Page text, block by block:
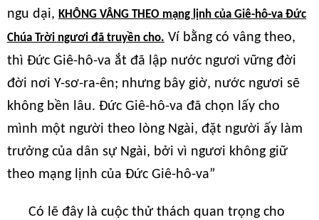
ngu dại, KHÔNG VÂNG THEO mạng lịnh của Giê-hô-va Đức
Chúa Trời ngươi đã truyền cho. Ví bằng có vâng theo,
thì Đức Giê-hô-va ắt đã lập nước ngươi vững đời
đời nơi Y-sơ-ra-ên; nhưng bây giờ, nước ngươi sẽ
không bền lâu. Đức Giê-hô-va đã chọn lấy cho
mình một người theo lòng Ngài, đặt người ấy làm
trưởng của dân sự Ngài, bởi vì ngươi không giữ
theo mạng lịnh của Đức Giê-hô-va”
Có lẽ đây là cuộc thử thách quan trọng cho